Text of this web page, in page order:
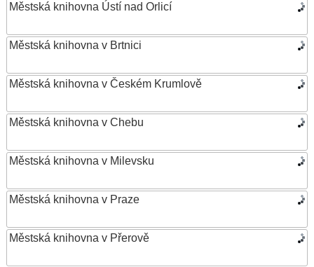
Městská knihovna Ústí nad Orlicí
Městská knihovna v Brtnici
Městská knihovna v Českém Krumlově
Městská knihovna v Chebu
Městská knihovna v Milevsku
Městská knihovna v Praze
Městská knihovna v Přerově